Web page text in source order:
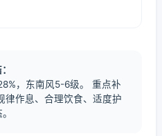
，东南风5-6级。 重点补
律作息、合理饮食、适度护